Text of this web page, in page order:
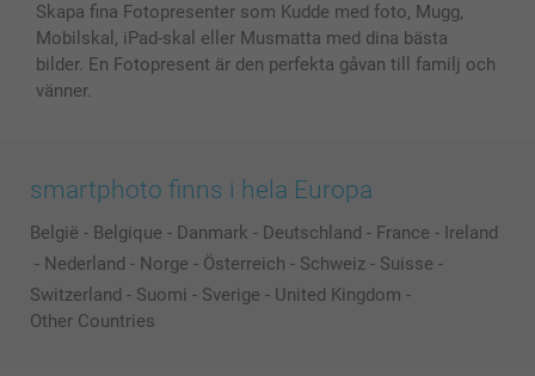
Skapa fina Fotopresenter som Kudde med foto, Mugg,
Mobilskal, iPad-skal eller Musmatta med dina bästa
bilder. En Fotopresent är den perfekta gåvan till familj och
vänner.
smartphoto finns i hela Europa
België - Belgique - Danmark - Deutschland - France - Ireland
- Nederland - Norge - Österreich - Schweiz - Suisse -
Switzerland - Suomi - Sverige - United Kingdom -
Other Countries